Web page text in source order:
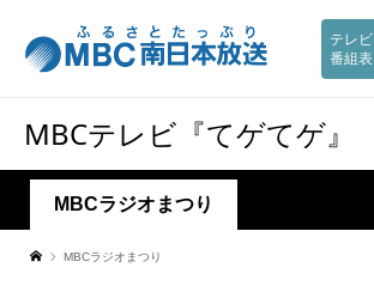
テレビ
番組表
MBCテレビ『てゲてゲ』
MBCラジオまつり
MBCラジオまつり